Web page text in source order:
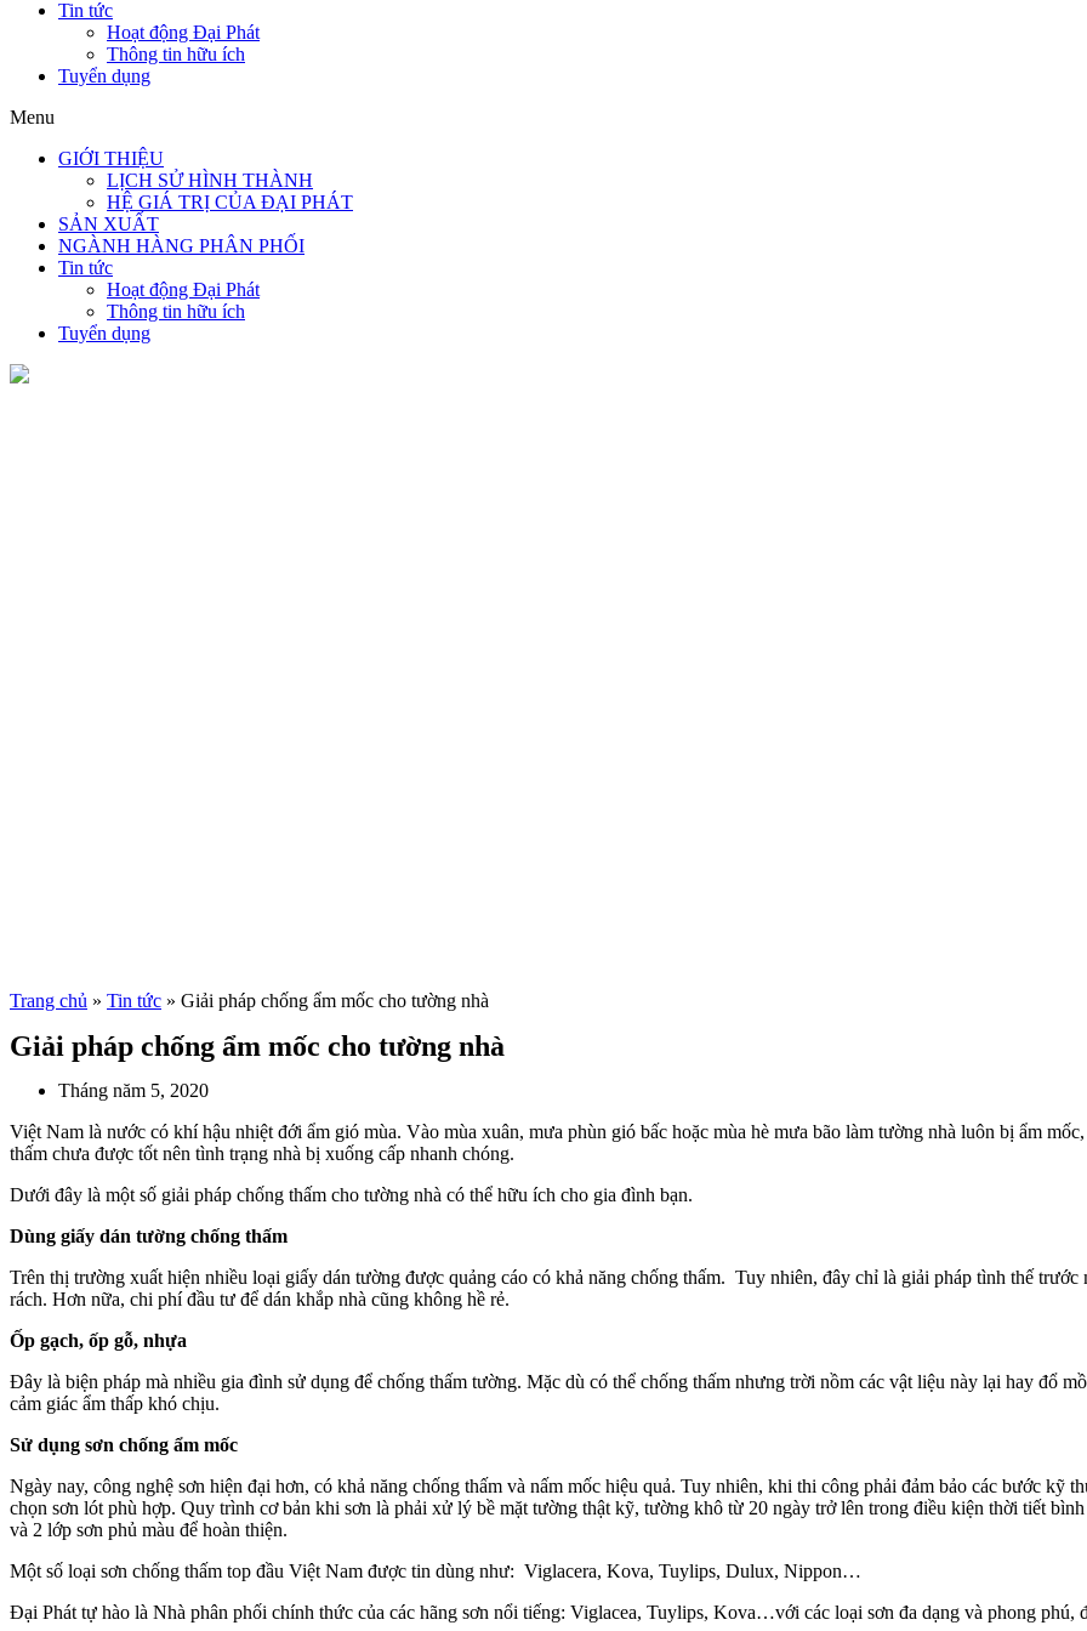
Tin tức
Hoạt động Đại Phát
Thông tin hữu ích
Tuyển dụng
Menu
GIỚI THIỆU
LỊCH SỬ HÌNH THÀNH
HỆ GIÁ TRỊ CỦA ĐẠI PHÁT
SẢN XUẤT
NGÀNH HÀNG PHÂN PHỐI
Tin tức
Hoạt động Đại Phát
Thông tin hữu ích
Tuyển dụng
Trang chủ » Tin tức » Giải pháp chống ẩm mốc cho tường nhà
Giải pháp chống ẩm mốc cho tường nhà
Tháng năm 5, 2020
Việt Nam là nước có khí hậu nhiệt đới ẩm gió mùa. Vào mùa xuân, mưa phùn gió bấc hoặc mùa hè mưa bão làm tường nhà luôn bị ẩm
thấm chưa được tốt nên tình trạng nhà bị xuống cấp nhanh chóng.
Dưới đây là một số giải pháp chống thấm cho tường nhà có thể hữu ích cho gia đình bạn.
Dùng giấy dán tường chống thấm
Trên thị trường xuất hiện nhiều loại giấy dán tường được quảng cáo có khả năng chống thấm. Tuy nhiên, đây chỉ là giải pháp tình thế
rách. Hơn nữa, chi phí đầu tư để dán khắp nhà cũng không hề rẻ.
Ốp gạch, ốp gỗ, nhựa
Đây là biện pháp mà nhiều gia đình sử dụng để chống thấm tường. Mặc dù có thể chống thấm nhưng trời nồm các vật liệu này lại hay đổ
cảm giác ẩm thấp khó chịu.
Sử dụng sơn chống ẩm mốc
Ngày nay, công nghệ sơn hiện đại hơn, có khả năng chống thấm và nấm mốc hiệu quả. Tuy nhiên, khi thi công phải đảm bảo các bước kỹ
chọn sơn lót phù hợp. Quy trình cơ bản khi sơn là phải xử lý bề mặt tường thật kỹ, tường khô từ 20 ngày trở lên trong điều kiện thời tiết
và 2 lớp sơn phủ màu để hoàn thiện.
Một số loại sơn chống thấm top đầu Việt Nam được tin dùng như: Viglacera, Kova, Tuylips, Dulux, Nippon…
Đại Phát tự hào là Nhà phân phối chính thức của các hãng sơn nổi tiếng: Viglacea, Tuylips, Kova…với các loại sơn đa dạng và phong phú,